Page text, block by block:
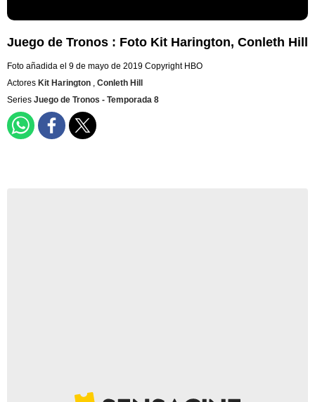
Juego de Tronos : Foto Kit Harington, Conleth Hill
Foto añadida el 9 de mayo de 2019 Copyright HBO
Actores Kit Harington , Conleth Hill
Series Juego de Tronos - Temporada 8